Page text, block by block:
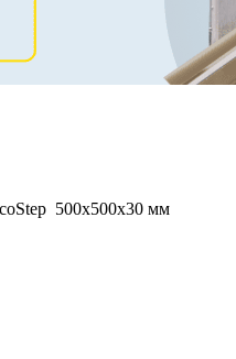
500х500х30 мм